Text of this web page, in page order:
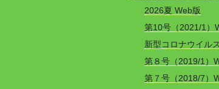
2026夏 Web版
第10号（2021/1）
新型コロナウイル
第８号（2019/1）
第７号（2018/7）